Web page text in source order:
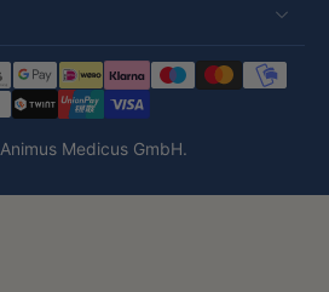
Animus Medicus GmbH.